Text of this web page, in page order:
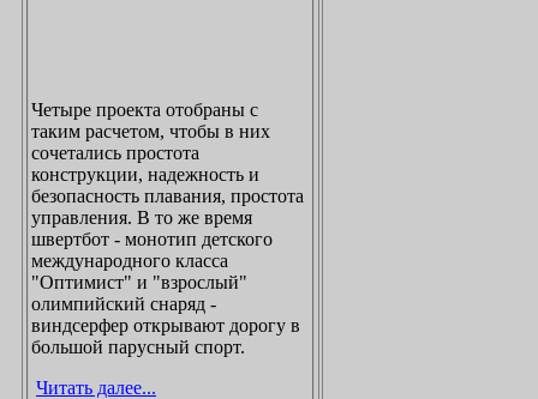
Четыре проекта отобраны с
таким расчетом, чтобы в них
сочетались простота
конструкции, надежность и
безопасность плавания, простота
управления. В то же время
швертбот - монотип детского
международного класса
"Оптимист" и "взрослый"
олимпийский снаряд -
виндсерфер открывают дорогу в
большой парусный спорт.
Читать далее...